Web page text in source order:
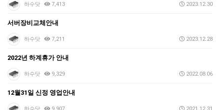
하수닷 7,413 2023.12.30
서버장비교체안내
하수닷 7,211 2023.12.28
2022년 하계휴가 안내
하수닷 9,329 2022.08.06
12월31일 신정 영업안내